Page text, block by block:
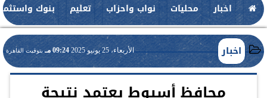
اخبار محليات نواب واحزاب تعليم بنوك
اخبار الأربعاء، 25 يونيو 2025 09:24 مـ بتوقيت القاهرة